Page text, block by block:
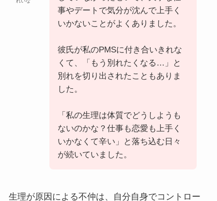
事やデートで気分が沈んで上手く
いかないことがよくありました。
彼氏が私のPMSに付き合いきれな
くて、「もう別れたくなる…」と
別れを切り出されたこともありま
した。
「私の生理は体質でどうしようも
ないのかな？仕事も恋愛も上手く
いかなくて辛い」と落ち込む日々
が続いていました。
生理が原因による不仲は、自分自身でコントロー